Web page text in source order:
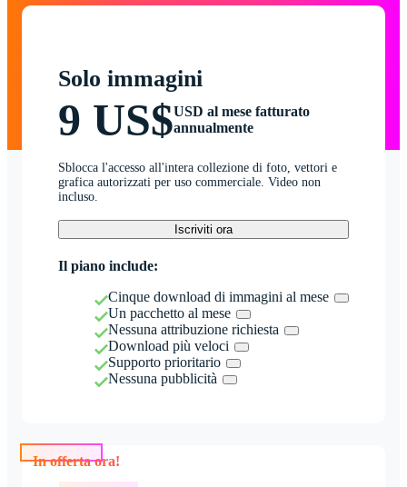
Solo immagini
9 US$USD al mese fatturato
annualmente
Sblocca l'accesso all'intera collezione di foto, vettori e
grafica autorizzati per uso commerciale. Video non
incluso.
Iscriviti ora
Il piano include:
Cinque download di immagini al mese
Un pacchetto al mese
Nessuna attribuzione richiesta
Download più veloci
Supporto prioritario
Nessuna pubblicità